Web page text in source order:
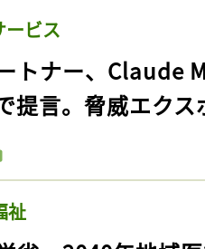
ービス
ートナー、Claude
提言。脅威エク
祉